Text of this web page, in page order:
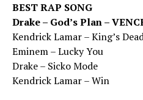
BEST RAP SONG
Drake – God’s Plan –
Kendrick Lamar – King’s
Eminem – Lucky You
Drake – Sicko Mode
Kendrick Lamar – Win